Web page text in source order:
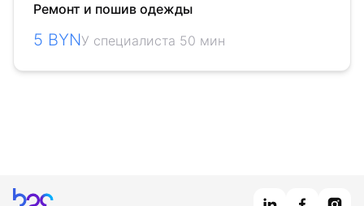
Ремонт и пошив одежды
5 BYNУ специалиста 50 мин
Главная